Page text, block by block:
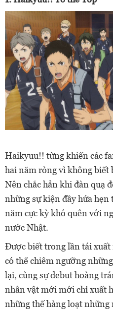
Haikyuu!! từng khiến các
hai năm ròng vì không biết
Nên chắc hẳn khi đàn quạ
những sự kiện đầy hứa
năm cực kỳ khó quên với
nước Nhật.
Được biết trong lần tái
có thể chiêm ngưỡng
lại, cùng sự debut hoàng
nhân vật mới mới chỉ xuất
những thế hàng loạt